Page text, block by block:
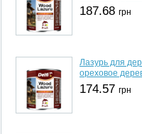
187.68 грн
Лазурь для
ореховое
174.57 грн